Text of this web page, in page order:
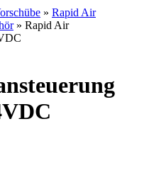
» Rapid Air
» Rapid Air